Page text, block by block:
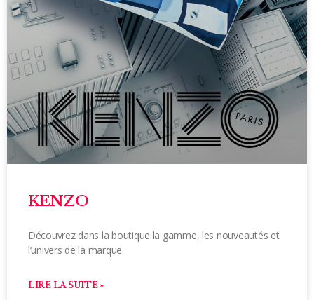
KENZO
Découvrez dans la boutique la gamme, les nouveautés et
l’univers de la marque.
LIRE LA SUITE »